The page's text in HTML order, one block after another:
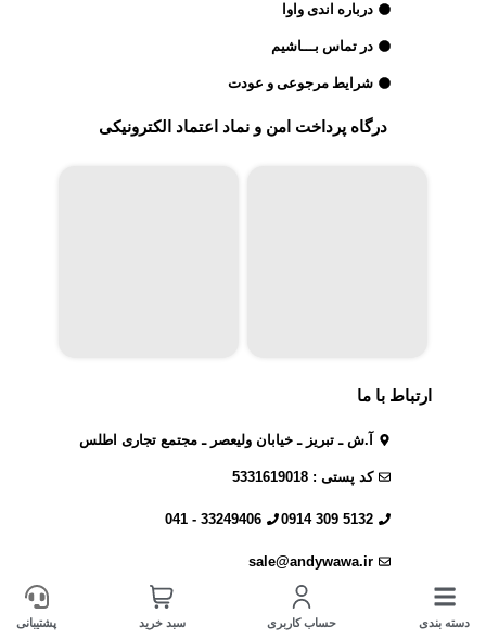
دسته بندی حساب کاربری سبد خرید پشتیبانی
درباره اندی واوا
در تماس بـــاشیم
شرایط مرجوعی و عودت
درگاه پرداخت امن و نماد اعتماد الکترونیکی
ارتباط با ما
آ.ش ـ تبریز ـ خیابان ولیعصر ـ مجتمع تجاری اطلس
کد پستی : 5331619018
5132 309 0914
33249406 - 041
sale@andywawa.ir